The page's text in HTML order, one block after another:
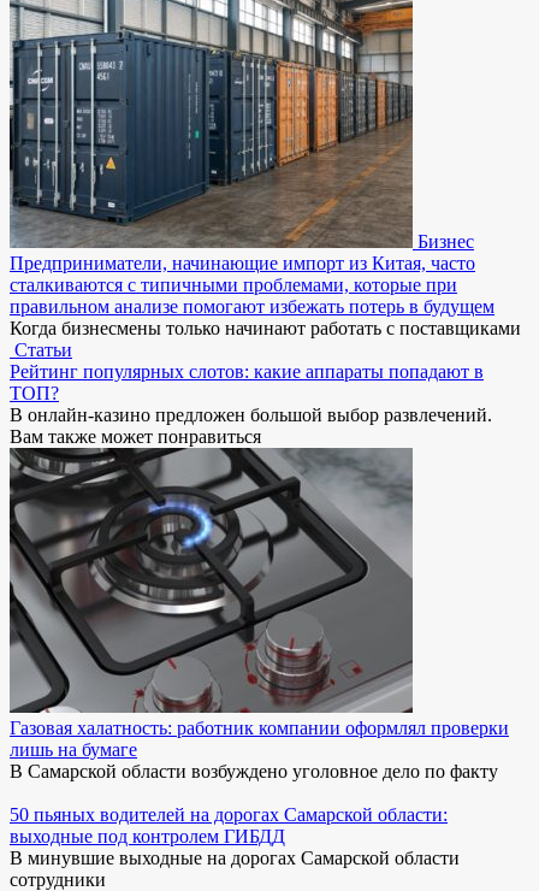
Бизнес
Предприниматели, начинающие импорт из Китая, часто
сталкиваются с типичными проблемами, которые при
правильном анализе помогают избежать потерь в будущем
Когда бизнесмены только начинают работать с поставщиками
Статьи
Рейтинг популярных слотов: какие аппараты попадают в
ТОП?
В онлайн-казино предложен большой выбор развлечений.
Вам также может понравиться
Газовая халатность: работник компании оформлял проверки
лишь на бумаге
В Самарской области возбуждено уголовное дело по факту
50 пьяных водителей на дорогах Самарской области:
выходные под контролем ГИБДД
В минувшие выходные на дорогах Самарской области
сотрудники